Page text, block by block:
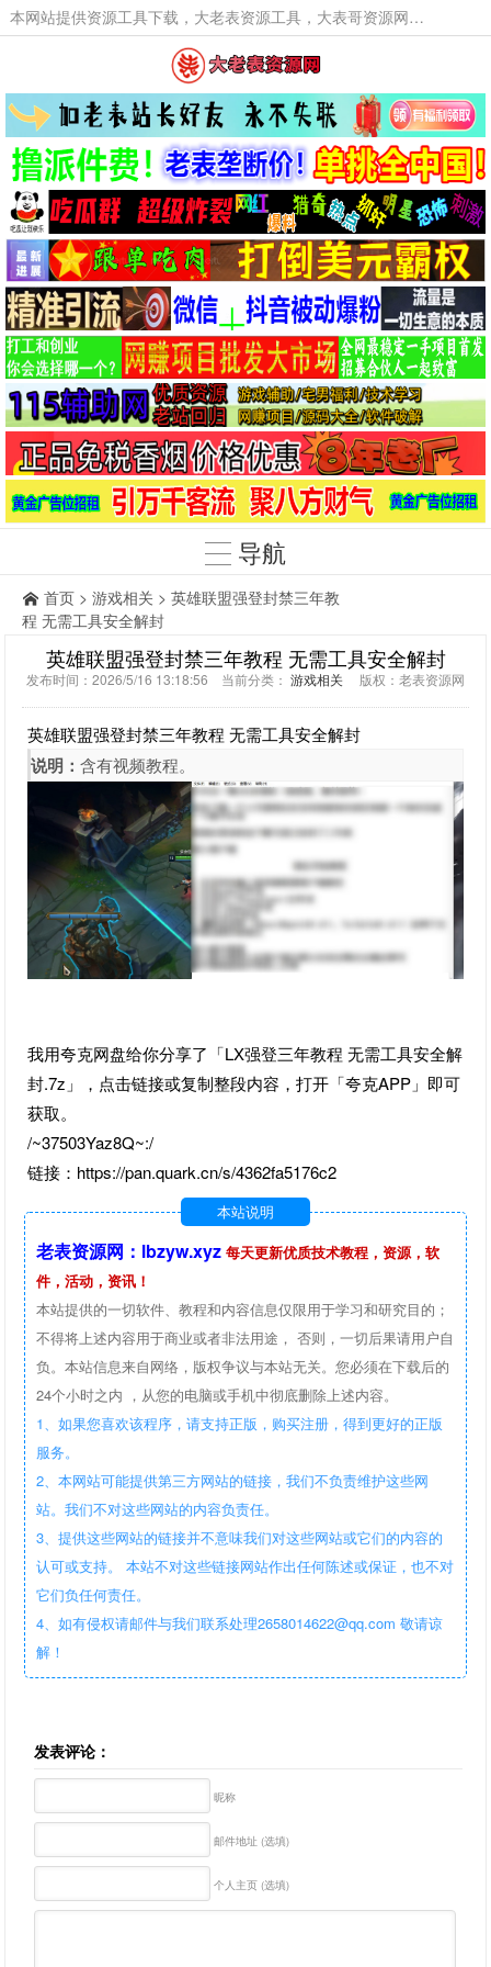
本网站提供资源工具下载，大老表资源工具，大表哥资源网软件工具，大老表资源下载，活动线报福利资源分享,活动线报，大型网游经典游戏，网络热门技术游戏辅助交流与分享。
导航
首页 > 游戏相关 > 英雄联盟强登封禁三年教
程 无需工具安全解封
英雄联盟强登封禁三年教程 无需工具安全解封
发布时间：2026/5/16 13:18:56 当前分类： 游戏相关 版权：老表资源网
英雄联盟强登封禁三年教程 无需工具安全解封
说明：含有视频教程。
我用夸克网盘给你分享了「LX强登三年教程 无需工具安全解
封.7z」，点击链接或复制整段内容，打开「夸克APP」即可
获取。
/~37503Yaz8Q~:/
链接：https://pan.quark.cn/s/4362fa5176c2
本站说明
老表资源网：lbzyw.xyz 每天更新优质技术教程，资源，软
件，活动，资讯！
本站提供的一切软件、教程和内容信息仅限用于学习和研究目的；
不得将上述内容用于商业或者非法用途， 否则，一切后果请用户自
负。本站信息来自网络，版权争议与本站无关。您必须在下载后的
24个小时之内 ，从您的电脑或手机中彻底删除上述内容。
1、如果您喜欢该程序，请支持正版，购买注册，得到更好的正版
服务。
2、本网站可能提供第三方网站的链接，我们不负责维护这些网
站。我们不对这些网站的内容负责任。
3、提供这些网站的链接并不意味我们对这些网站或它们的内容的
认可或支持。 本站不对这些链接网站作出任何陈述或保证，也不对
它们负任何责任。
4、如有侵权请邮件与我们联系处理2658014622@qq.com 敬请谅
解！
发表评论：
昵称
邮件地址 (选填)
个人主页 (选填)